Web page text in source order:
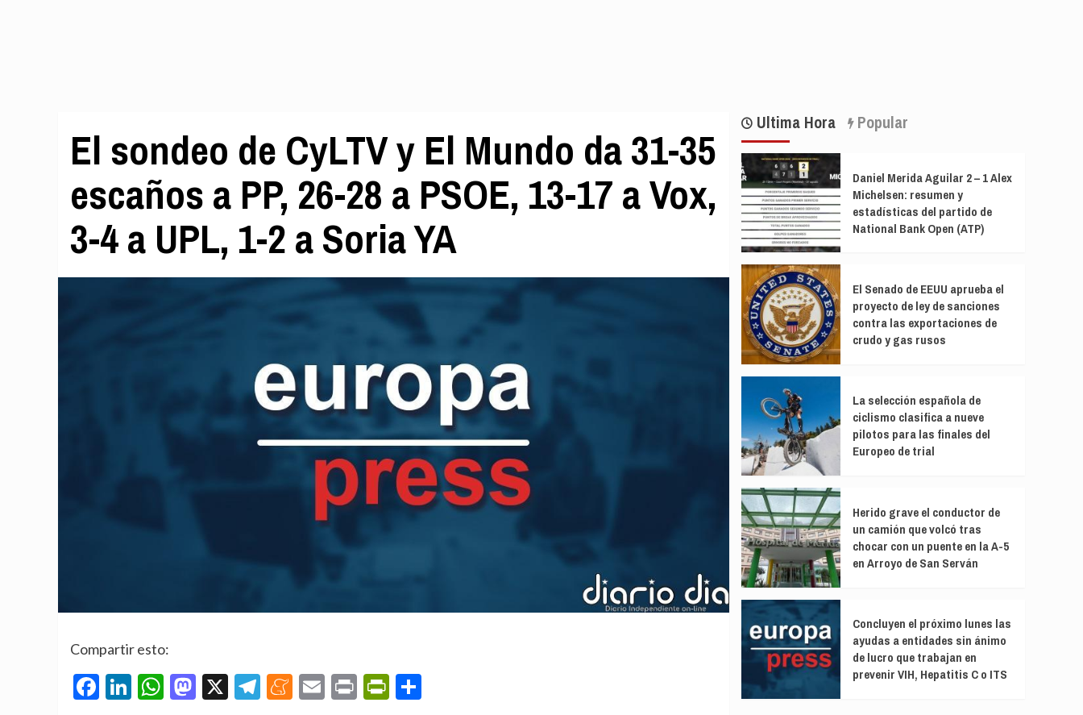
El sondeo de CyLTV y El Mundo da 31-35
escaños a PP, 26-28 a PSOE, 13-17 a Vox,
3-4 a UPL, 1-2 a Soria YA
Compartir esto:
Facebook
LinkedIn
WhatsApp
Mastodon
X Telegram
Meneame
EmailPrintPrintFriendly
Ultima Hora Popular
Daniel Merida Aguilar 2 – 1 Alex
Michelsen: resumen y
estadísticas del partido de
National Bank Open (ATP)
El Senado de EEUU aprueba el
proyecto de ley de sanciones
contra las exportaciones de
crudo y gas rusos
La selección española de
ciclismo clasifica a nueve
pilotos para las finales del
Europeo de trial
Herido grave el conductor de
un camión que volcó tras
chocar con un puente en la A-5
en Arroyo de San Serván
Concluyen el próximo lunes las
ayudas a entidades sin ánimo
de lucro que trabajan en
prevenir VIH, Hepatitis C o ITS